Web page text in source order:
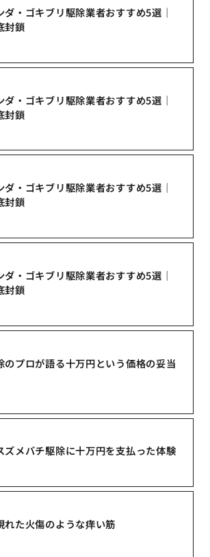
・ゴキブリ駆除業者おすすめ5選｜
封鎖
・ゴキブリ駆除業者おすすめ5選｜
封鎖
・ゴキブリ駆除業者おすすめ5選｜
封鎖
・ゴキブリ駆除業者おすすめ5選｜
封鎖
のプロが語る十万円という価格の妥当
ズメバチ駆除に十万円を支払った体験
れた火傷のような痒い筋